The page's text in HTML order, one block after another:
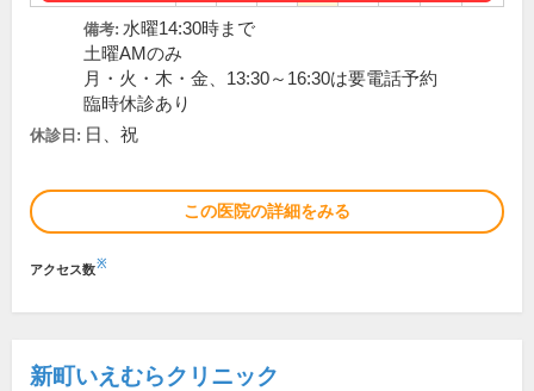
備考: 水曜14:30時まで
土曜AMのみ
月・火・木・金、13:30～16:30は要電話予約
臨時休診あり
休診日: 日、祝
この医院の詳細をみる
アクセス数※
新町いえむらクリニック